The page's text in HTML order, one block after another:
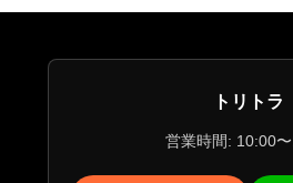
トリトラ
営業時間: 10:00